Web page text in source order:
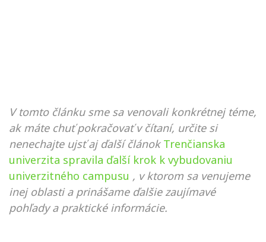
V tomto článku sme sa venovali konkrétnej téme,
ak máte chuť pokračovať v čítaní, určite si
nenechajte ujsť aj ďalší článok Trenčianska
univerzita spravila ďalší krok k vybudovaniu
univerzitného campusu , v ktorom sa venujeme
inej oblasti a prinášame ďalšie zaujímavé
pohľady a praktické informácie.